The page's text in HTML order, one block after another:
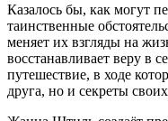
Казалось бы, как могут
таинственные
меняет их взгляды на
восстанавливает веру в
путешествие, в ходе
друга, но и секреты